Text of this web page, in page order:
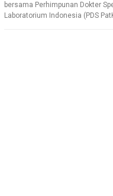
bersama Perhimpunan Dokter
Laboratorium Indonesia (PDS